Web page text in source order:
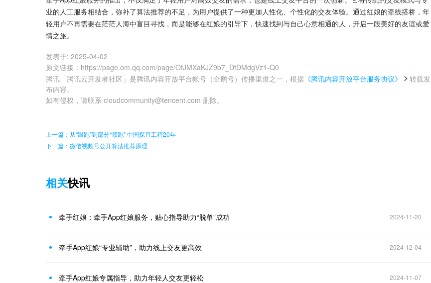
业的人工服务相结合，弥补了算法推荐的不足，为用户提供了一种更加人性化、个性化的交友体验。通过红娘的牵线搭桥，年
轻用户不再需要在茫茫人海中盲目寻找，而是能够在红娘的引导下，快速找到与自己心意相通的人，开启一段美好的友谊或爱
情之旅。
发表于: 2025-04-02
原文链接 ： https://page.om.qq.com/page/OtJMXaKJZ9b7_DtDMdgVz1-Q0
腾讯「腾讯云开发者社区」是腾讯内容开放平台帐号（企鹅号）传播渠道之一，根据 《腾讯内容开放平台服务协议》
转载发
布内容。
如有侵权，请联系 cloudcommunity@tencent.com 删除。
上一篇：从“跟跑”到部分“领跑” 中国探月工程20年
下一篇：微信视频号公开算法推荐原理
相关快讯
牵手红娘：牵手App红娘服务，贴心指导助力“脱单”成功 2024-11-20
牵手App红娘“专业辅助”，助力线上交友更高效 2024-12-04
牵手App红娘专属指导，助力年轻人交友更轻松 2024-11-07